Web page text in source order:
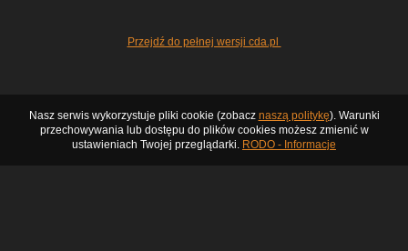
Przejdź do pełnej wersji cda.pl
Nasz serwis wykorzystuje pliki cookie (zobacz naszą politykę). Warunki
przechowywania lub dostępu do plików cookies możesz zmienić w
ustawieniach Twojej przeglądarki. RODO - Informacje